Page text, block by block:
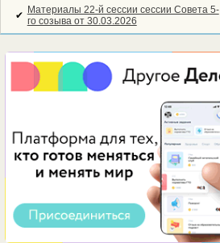
✔ Материалы 22-й сессии сессии Совета 5-
го созыва от 30.03.2026